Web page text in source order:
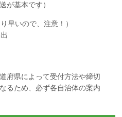
が基本です）
早いので、注意！）
府県によって受付方法や締切
るため、必ず各自治体の案内